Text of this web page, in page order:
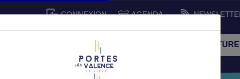
CONNEXION AGENDA
CADRE DE VIE SPORT ET CULTURE